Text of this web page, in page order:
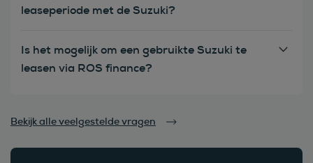
leaseperiode met de Suzuki?
Is het mogelijk om een gebruikte Suzuki te
leasen via ROS finance?
Bekijk alle veelgestelde vragen